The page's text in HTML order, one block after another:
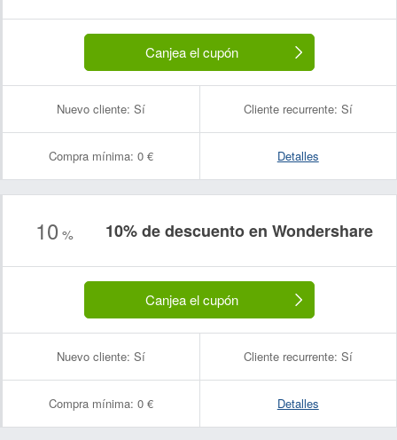
Canjea el cupón
Nuevo cliente: Sí Cliente recurrente: Sí
Compra mínima: 0 € Detalles
10 % 10% de descuento en Wondershare
Canjea el cupón
Nuevo cliente: Sí Cliente recurrente: Sí
Compra mínima: 0 € Detalles